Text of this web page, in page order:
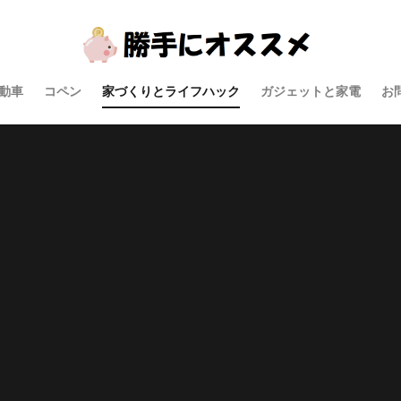
車 コペン 家づくりとライフハック ガジェットと家電 お